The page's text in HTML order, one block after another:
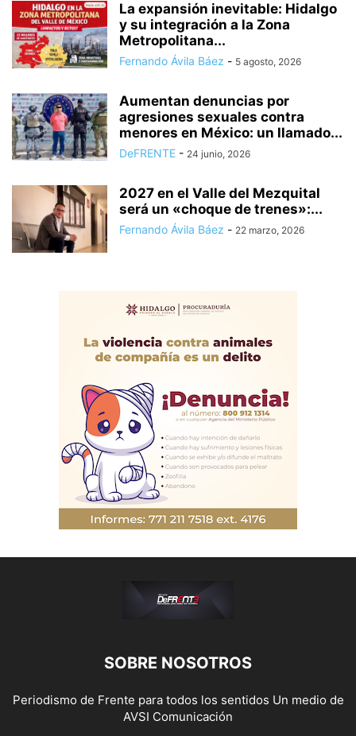
La expansión inevitable: Hidalgo
y su integración a la Zona
Metropolitana...
Fernando Ávila Báez - 5 agosto, 2026
Aumentan denuncias por
agresiones sexuales contra
menores en México: un llamado...
DeFRENTE - 24 junio, 2026
2027 en el Valle del Mezquital
será un «choque de trenes»:...
Fernando Ávila Báez - 22 marzo, 2026
SOBRE NOSOTROS
Periodismo de Frente para todos los sentidos Un medio de
AVSI Comunicación